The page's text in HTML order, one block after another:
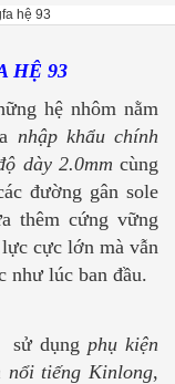
hệ 93
HỆ 93
hệ nhôm nằm
nhập khẩu chính
dày 2.0mm cùng
đường gân sole
thêm cứng vững
cực lớn mà vẫn
như lúc ban đầu.
sử dụngphụ kiện
nổi tiếng Kinlong,